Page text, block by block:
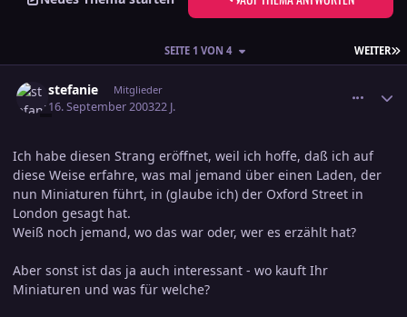
WEITER
SEITE 1 VON 4
stefanie Mitglieder
16. September 200322 J.
Ich habe diesen Strang eröffnet, weil ich hoffe, daß ich auf
diese Weise erfahre, was mal jemand über einen Laden, der
nun Miniaturen führt, in (glaube ich) der Oxford Street in
London gesagt hat.
Weiß noch jemand, wo das war oder, wer es erzählt hat?
Aber sonst ist das ja auch interessant - wo kauft Ihr
Miniaturen und was für welche?